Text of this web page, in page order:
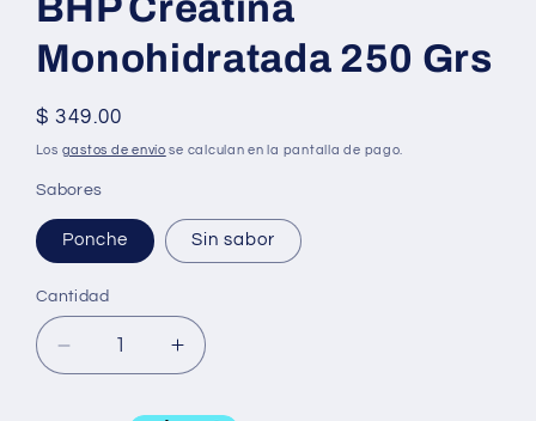
modal
BHP Creatina
Monohidratada 250 Grs
Precio
habitual
$ 349.00
Los gastos de envío se calculan en la pantalla de pago.
Sabores
Ponche Sin sabor
Cantidad
Reducir
cantidad
Aumentar
cantidad